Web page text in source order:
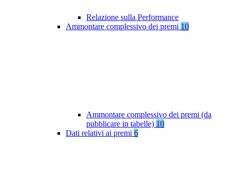
Relazione sulla Performance
Ammontare complessivo dei premi 10
Ammontare complessivo dei premi (da
pubblicare in tabelle) 10
Dati relativi ai premi 6